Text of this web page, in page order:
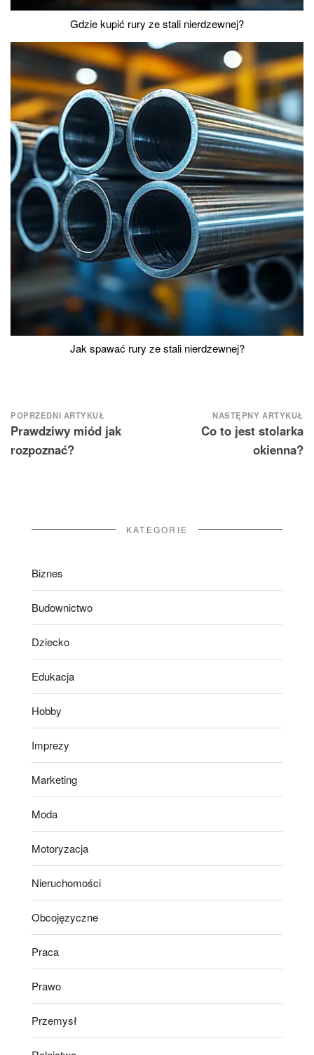
Gdzie kupić rury ze stali nierdzewnej?
Jak spawać rury ze stali nierdzewnej?
Nawigacja
wpisu
POPRZEDNI ARTYKUŁ
Prawdziwy miód jak
rozpoznać?
NASTĘPNY ARTYKUŁ
Co to jest stolarka
okienna?
KATEGORIE
Biznes
Budownictwo
Dziecko
Edukacja
Hobby
Imprezy
Marketing
Moda
Motoryzacja
Nieruchomości
Obcojęzyczne
Praca
Prawo
Przemysł